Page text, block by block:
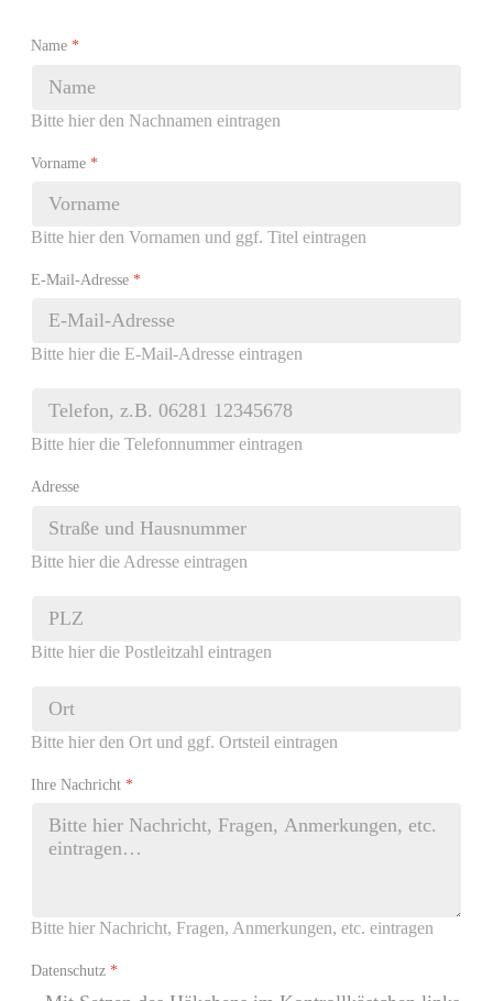
Name *
Bitte hier den Nachnamen eintragen
Vorname *
Bitte hier den Vornamen und ggf. Titel eintragen
E-Mail-Adresse *
Bitte hier die E-Mail-Adresse eintragen
Bitte hier die Telefonnummer eintragen
Adresse
Bitte hier die Adresse eintragen
Bitte hier die Postleitzahl eintragen
Bitte hier den Ort und ggf. Ortsteil eintragen
Ihre Nachricht *
Bitte hier Nachricht, Fragen, Anmerkungen, etc. eintragen
Datenschutz *